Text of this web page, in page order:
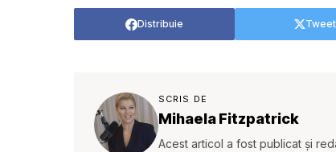
Distribuie Tweet
SCRIS DE
Mihaela Fitzpatrick
Acest articol a fost publicat și